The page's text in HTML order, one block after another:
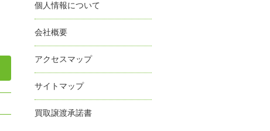
個人情報について
会社概要
アクセスマップ
サイトマップ
買取譲渡承諾書